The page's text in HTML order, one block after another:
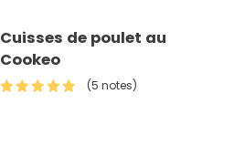
Cuisses de poulet au
Cookeo
(5 notes)